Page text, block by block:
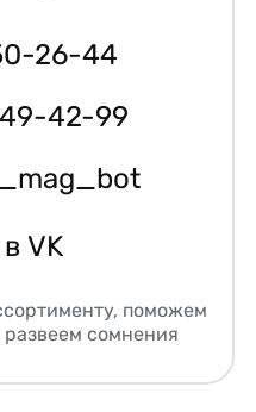
26-44
42-99
VK
поможем
сомнения